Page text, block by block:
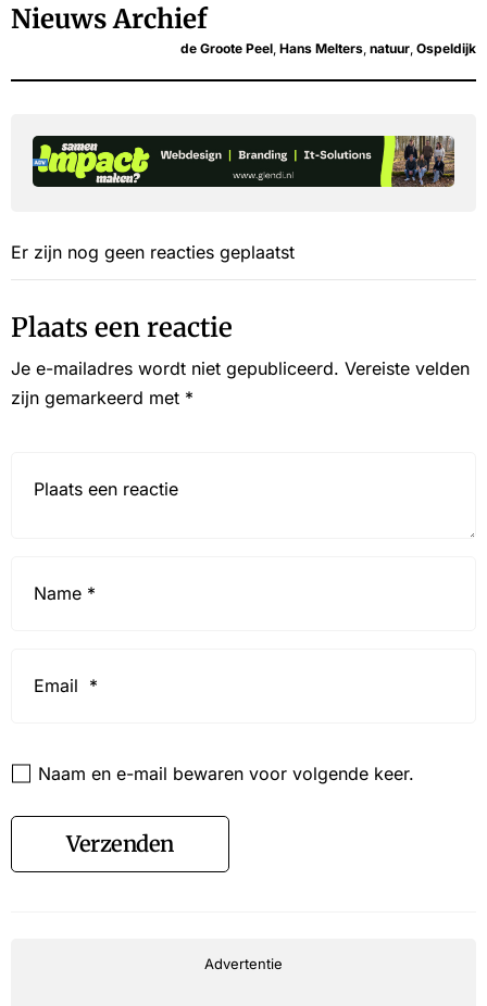
Nieuws Archief
de Groote Peel Hans Melters natuur Ospeldijk
Er zijn nog geen reacties geplaatst
Plaats een reactie
Je e-mailadres wordt niet gepubliceerd. Vereiste velden
zijn gemarkeerd met *
Naam en e-mail bewaren voor volgende keer.
Verzenden
Advertentie